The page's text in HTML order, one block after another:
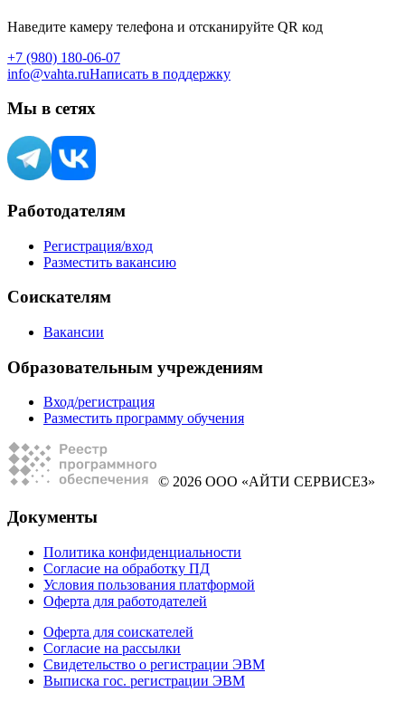
Наведите камеру телефона и отсканируйте QR код
+7 (980) 180-06-07
info@vahta.ruНаписать в поддержку
Мы в сетях
Работодателям
Регистрация/вход
Разместить вакансию
Соискателям
Вакансии
Образовательным учреждениям
Вход/регистрация
Разместить программу обучения
© 2026 ООО «АЙТИ СЕРВИСЕЗ»
Документы
Политика конфиденциальности
Согласие на обработку ПД
Условия пользования платформой
Оферта для работодателей
Оферта для соискателей
Согласие на рассылки
Свидетельство о регистрации ЭВМ
Выписка гос. регистрации ЭВМ